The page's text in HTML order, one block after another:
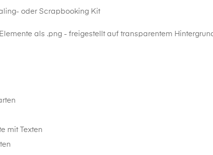
oder Scrapbooking Kit
als .png - freigestellt auf transparentem
mit Texten